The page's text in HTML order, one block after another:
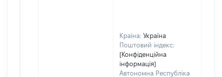
Країна: Україна
Поштовий індекс:
[Конфіденційна
інформація]
Автономна Республіка